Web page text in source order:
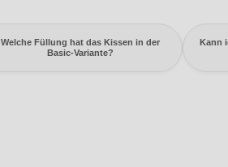
Welche Füllung hat das Kissen in der
Basic-Variante?
Kann